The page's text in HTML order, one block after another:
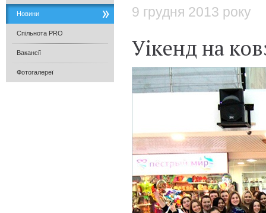
9 грудня 2013 року
Уікенд на
Новини
Спільнота PRO
Вакансії
Фотогалереї